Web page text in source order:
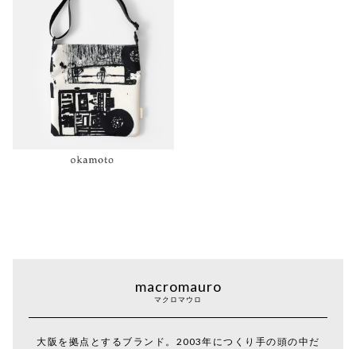
macromauro
マクロマウロ
大阪を拠点とするブランド。2003年につくり手の頭の中だ